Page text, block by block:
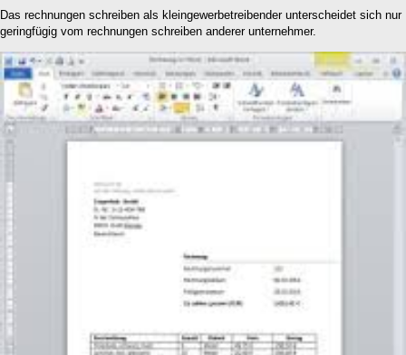
Das rechnungen schreiben als kleingewerbetreibender unterscheidet sich nur
geringfügig vom rechnungen schreiben anderer unternehmer.